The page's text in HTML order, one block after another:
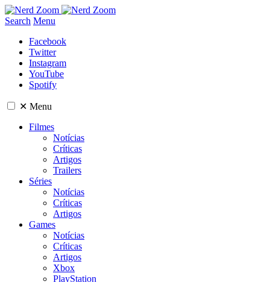
Search Menu
Facebook
Twitter
Instagram
YouTube
Spotify
✕ Menu
Filmes
Notícias
Críticas
Artigos
Trailers
Séries
Notícias
Críticas
Artigos
Games
Notícias
Críticas
Artigos
Xbox
PlayStation